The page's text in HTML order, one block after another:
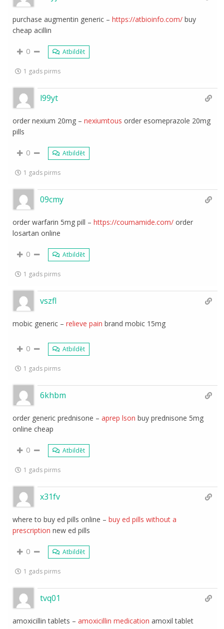
purchase augmentin generic –https://atbioinfo.com/ buy
cheap acillin
0 Atbildēt
1 gads pirms
l99yt
order nexium 20mg –nexiumtous order esomeprazole 20mg
pills
0 Atbildēt
1 gads pirms
09cmy
order warfarin 5mg pill –https://coumamide.com/ order
losartan online
0 Atbildēt
1 gads pirms
vszfl
mobic generic –relieve pain brand mobic 15mg
0 Atbildēt
1 gads pirms
6khbm
order generic prednisone –aprep lson buy prednisone 5mg
online cheap
0 Atbildēt
1 gads pirms
x31fv
where to buy ed pills online –buy ed pills without a
prescription new ed pills
0 Atbildēt
1 gads pirms
tvq01
amoxicillin tablets –amoxicillin medication amoxil tablet